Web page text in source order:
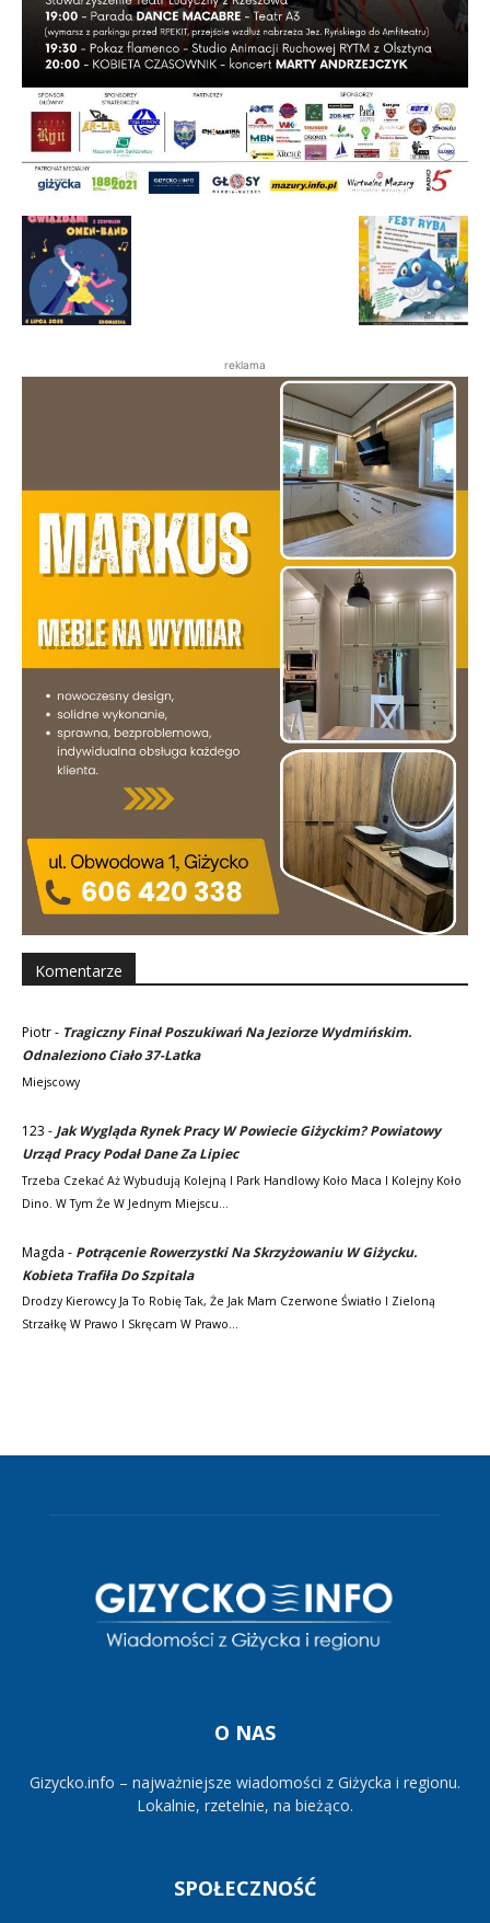
reklama
Komentarze
Piotr- Tragiczny Finał Poszukiwań Na Jeziorze Wydmińskim.
Odnaleziono Ciało 37-Latka
Miejscowy
123 - Jak Wygląda Rynek Pracy W Powiecie Giżyckim? Powiatowy
Urząd Pracy Podał Dane Za Lipiec
Trzeba Czekać Aż Wybudują Kolejną I Park Handlowy Koło Maca I Kolejny Koło
Dino. W Tym Że W Jednym Miejscu…
Magda - Potrącenie Rowerzystki Na Skrzyżowaniu W Giżycku.
Kobieta Trafiła Do Szpitala
Drodzy Kierowcy Ja To Robię Tak, Że Jak Mam Czerwone Światło I Zieloną
Strzałkę W Prawo I Skręcam W Prawo…
O NAS
Gizycko.info – najważniejsze wiadomości z Giżycka i regionu.
Lokalnie, rzetelnie, na bieżąco.
SPOŁECZNOŚĆ